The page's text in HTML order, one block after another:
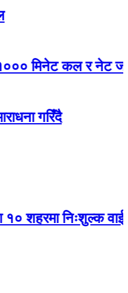
कल र नेट जडान
निःशुल्क वाईफाई